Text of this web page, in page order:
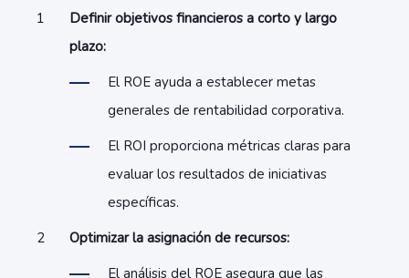
Definir objetivos financieros a corto y largo
plazo:
El ROE ayuda a establecer metas
generales de rentabilidad corporativa.
El ROI proporciona métricas claras para
evaluar los resultados de iniciativas
específicas.
Optimizar la asignación de recursos:
El análisis del ROE asegura que las